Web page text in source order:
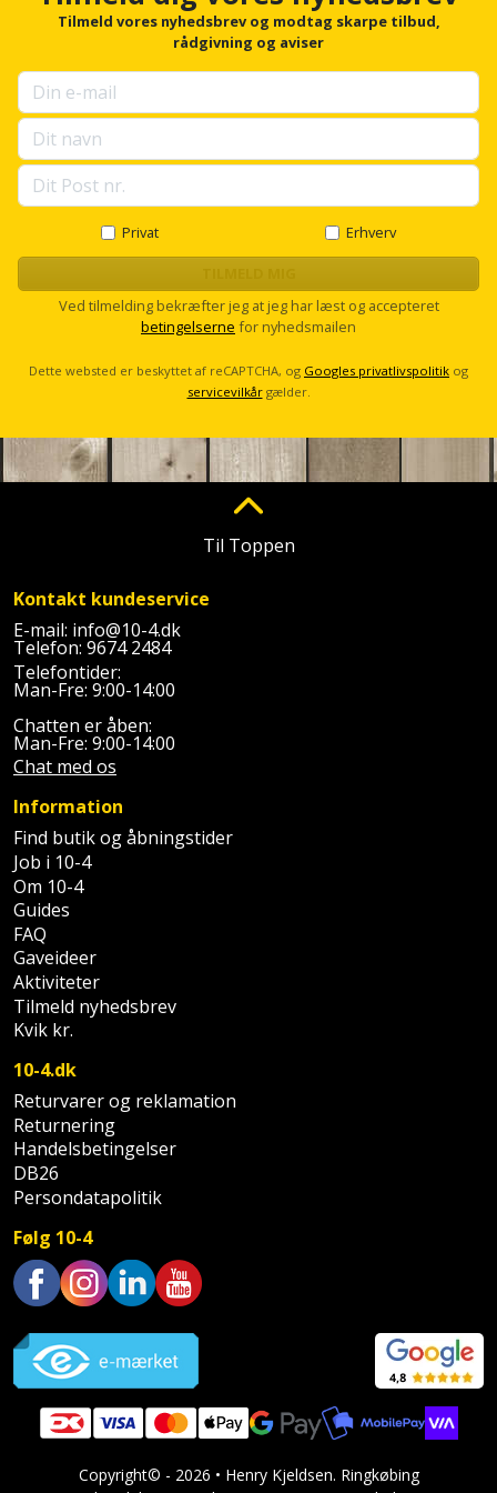
Tømrervinkel
Tragt
Ud-
aftrækker
Værktøjskasse
opbevaring
Vaterpas
Rundsav
Rundsavsklinge
Rystepudser
Rystepudsertilbehør
Slagboremaskine
Slagnøgle
Slagskruetrækker
Sømpistoltilbehør
Spånsuger
Stiftepistol
Stiksav
Stiksavsklinge
Støvblæser
Støvsugertilbehør
Svejseværk
og
Tagpladeværktøj
Trekantsliber
Trekantslibertilbehør
Vægscanner
Varmekanon
Varmepistol
Vinkelsliber
Vinkelslibertilbehør
Støttemur
Støvsuger
Strygejern
Terrassevarmer
Tømidler
Tørrestativ
afskærmning
Varme
Varmepumpeskjuler
Velux
gardin
r
u
p
s
e
l
l
c
o
Tilmeld vores nyhedsbrev og modtag skarpe tilbud,
rådgivning og aviser
Privat Erhverv
Ved tilmelding bekræfter jeg at jeg har læst og accepteret
betingelserne for nyhedsmailen
Dette websted er beskyttet af reCAPTCHA, og Googles privatlivspolitik og
servicevilkårgælder.
Til Toppen
Kontakt kundeservice
E-mail: info@10-4.dk
Telefon: 9674 2484
Telefontider:
Man-Fre: 9:00-14:00
Chatten er åben:
Man-Fre: 9:00-14:00
Chat med os
Information
Find butik og åbningstider
Job i 10-4
Om 10-4
Guides
FAQ
Gaveideer
Aktiviteter
Tilmeld nyhedsbrev
Kvik kr.
10-4.dk
Returvarer og reklamation
Returnering
Handelsbetingelser
DB26
Persondatapolitik
Følg 10-4
Copyright© - 2026 • Henry Kjeldsen. Ringkøbing